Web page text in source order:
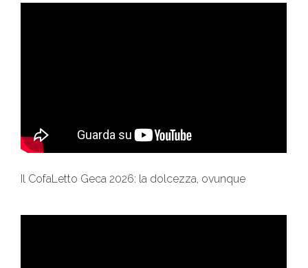
Il CofaLetto Geca 2026: la dolcezza, ovunque